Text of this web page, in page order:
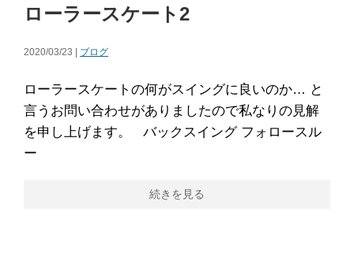
ローラースケート2
2020/03/23 | ブログ
ローラースケートの何がスイングに良いのか… と
言うお問い合わせがありましたので私なりの見解
を申し上げます。 バックスイング フォロースル
ー
続きを見る